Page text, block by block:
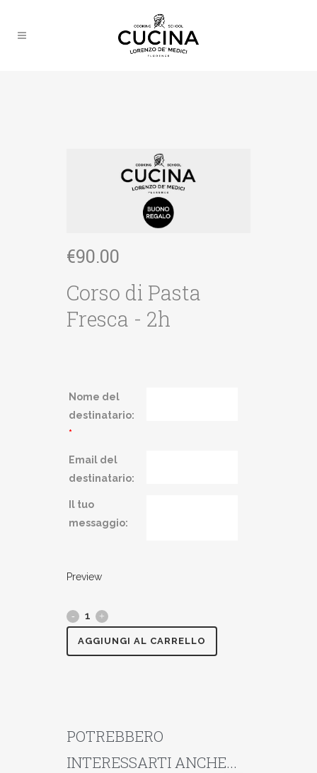
€90.00
Corso di Pasta
Fresca - 2h
Nome del
destinatario:
*
Email del
destinatario:
Il tuo
messaggio:
Preview
AGGIUNGI AL CARRELLO
POTREBBERO
INTERESSARTI ANCHE...